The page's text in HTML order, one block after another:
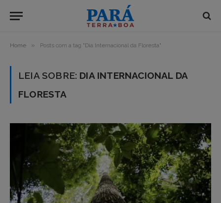
Home » Posts com a tag "Dia Internacional da Floresta"
LEIA SOBRE: DIA INTERNACIONAL DA
FLORESTA